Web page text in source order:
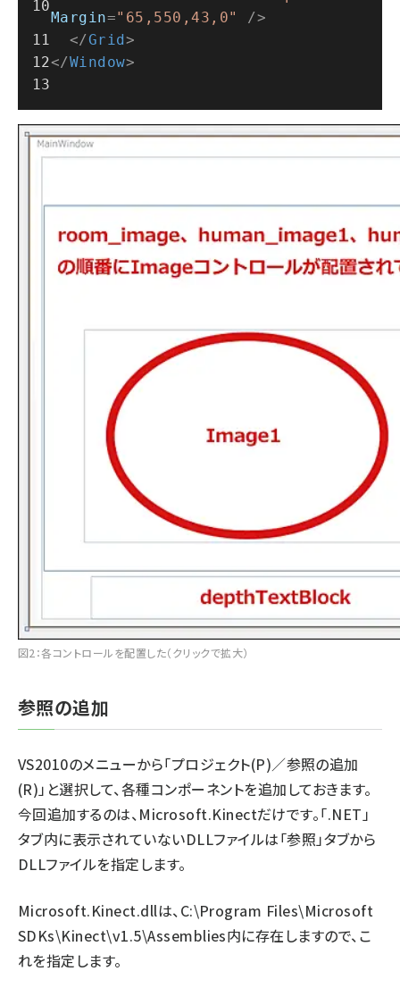
Margin="65,550,43,0"
/>
</Grid>
</Window>
図2：各コントロールを配置した（クリックで拡大）
参照の追加
VS2010のメニューから「プロジェクト(P)／参照の追加
(R)」と選択して、各種コンポーネントを追加しておきます。
今回追加するのは、Microsoft.Kinectだけです。「.NET」
タブ内に表示されていないDLLファイルは「参照」タブから
DLLファイルを指定します。
Microsoft.Kinect.dllは、C:\Program Files\Microsoft
SDKs\Kinect\v1.5\Assemblies内に存在しますので、こ
れを指定します。